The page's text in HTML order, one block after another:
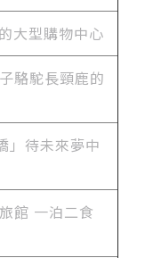
大型購物中心
駱駝長頸鹿的
」待未來夢中
館 一泊二食